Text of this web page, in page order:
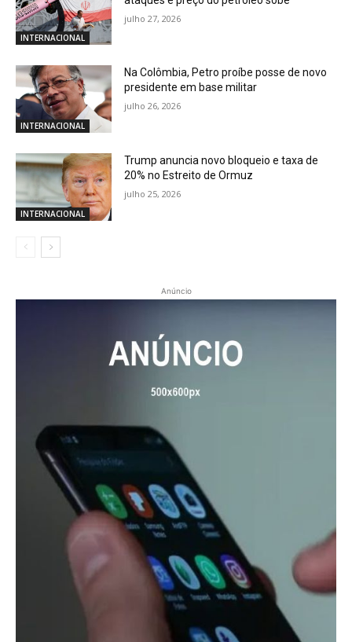
INTERNACIONAL
julho 27, 2026
INTERNACIONAL
Na Colômbia, Petro proíbe posse de novo
presidente em base militar
julho 26, 2026
INTERNACIONAL
Trump anuncia novo bloqueio e taxa de
20% no Estreito de Ormuz
julho 25, 2026
Anúncio